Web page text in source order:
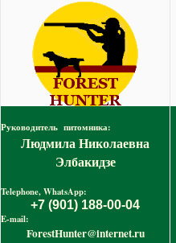
Руководитель питомника:
Людмила Николаевна
Элбакидзе
Telephone, WhatsApp:
+7 (901) 188-00-04
E-mail:
ForestHunter@internet.ru